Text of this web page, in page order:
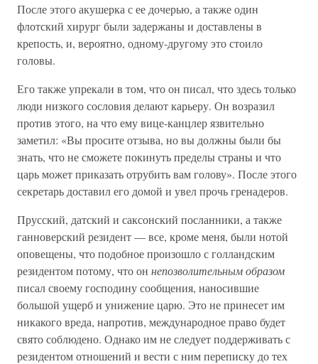
После этого акушерка с ее дочерью, а также один
флотский хирург были задержаны и доставлены в
крепость, и, вероятно, одному-другому это стоило
головы.
Его также упрекали в том, что он писал, что здесь только
люди низкого сословия делают карьеру. Он возразил
против этого, на что ему вице-канцлер язвительно
заметил: «Вы просите отзыва, но вы должны были бы
знать, что не сможете покинуть пределы страны и что
царь может приказать отрубить вам голову». После этого
секретарь доставил его домой и увел прочь гренадеров.
Прусский, датский и саксонский посланники, а также
ганноверский резидент — все, кроме меня, были нотой
оповещены, что подобное произошло с голландским
резидентом потому, что он непозволительным образом
писал своему господину сообщения, наносившие
большой ущерб и унижение царю. Это не принесет им
никакого вреда, напротив, международное право будет
свято соблюдено. Однако им не следует поддерживать с
резидентом отношений и вести с ним переписку до тех